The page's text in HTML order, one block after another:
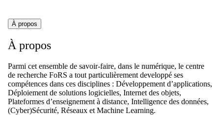
À propos
À propos
Parmi cet ensemble de savoir-faire, dans le numérique, le centre
de recherche FoRS a tout particulièrement developpé ses
compétences dans ces disciplines : Développement d’applications,
Déploiement de solutions logicielles, Internet des objets,
Plateformes d’enseignement à distance, Intelligence des données,
(Cyber)Sécurité, Réseaux et Machine Learning.